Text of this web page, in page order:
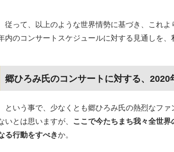
従って、以上のような世界情勢に基づき、これ
内のコンサートスケジュールに対する見通しを、
郷ひろみ氏のコンサートに対する、2020
という事で、少なくとも郷ひろみ氏の熱烈なファ
いとは思いますが、 ここで今たちまち我々全世
る行動をすべきか。